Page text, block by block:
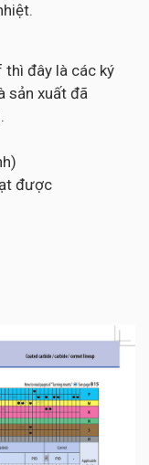
thì đây là các ký
sản xuất đã
được